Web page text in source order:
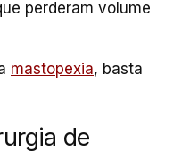
perderam volume
mastopexia, basta
de